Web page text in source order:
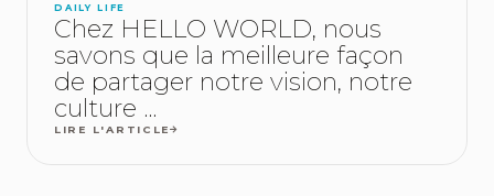
DAILY LIFE
Chez HELLO WORLD, nous
savons que la meilleure façon
de partager notre vision, notre
culture ...
LIRE L'ARTICLE